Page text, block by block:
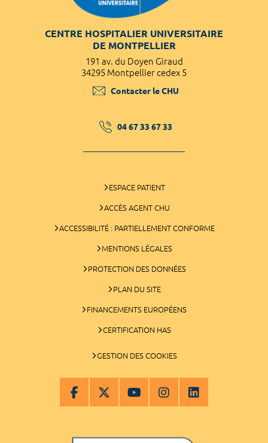
CENTRE HOSPITALIER UNIVERSITAIRE
DE MONTPELLIER
191 av. du Doyen Giraud
34295 Montpellier cedex 5
Contacter le CHU
04 67 33 67 33
ESPACE PATIENT
ACCÈS AGENT CHU
ACCESSIBILITÉ : PARTIELLEMENT CONFORME
MENTIONS LÉGALES
PROTECTION DES DONNÉES
PLAN DU SITE
FINANCEMENTS EUROPÉENS
CERTIFICATION HAS
GESTION DES COOKIES